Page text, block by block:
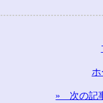
» 次の記